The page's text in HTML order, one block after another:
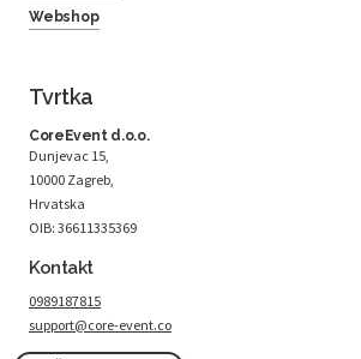
Webshop
Tvrtka
CoreEvent d.o.o.
Dunjevac 15,
10000 Zagreb,
Hrvatska
OIB: 36611335369
Kontakt
0989187815
support@core-event.co